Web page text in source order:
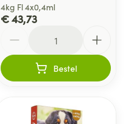
4kg Fl 4x0,4ml
€ 43,73
Bestel